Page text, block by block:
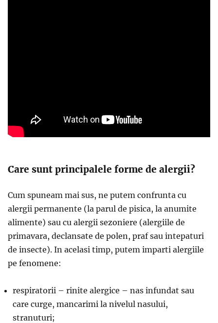
Care sunt principalele forme de alergii?
Cum spuneam mai sus, ne putem confrunta cu
alergii permanente (la parul de pisica, la anumite
alimente) sau cu alergii sezoniere (alergiile de
primavara, declansate de polen, praf sau intepaturi
de insecte). In acelasi timp, putem imparti alergiile
pe fenomene:
respiratorii – rinite alergice – nas infundat sau
care curge, mancarimi la nivelul nasului,
stranuturi;